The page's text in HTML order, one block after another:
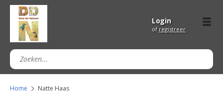
Login
of registreer
Home Natte Haas